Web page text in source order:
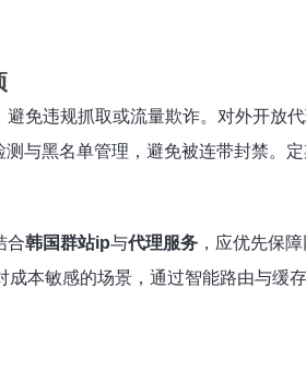
免违规抓取或流量欺诈。对外开放
与黑名单管理，避免被连带封禁。
合韩国群站ip与代理服务 ，应优先保
成本敏感的场景，通过智能路由与缓